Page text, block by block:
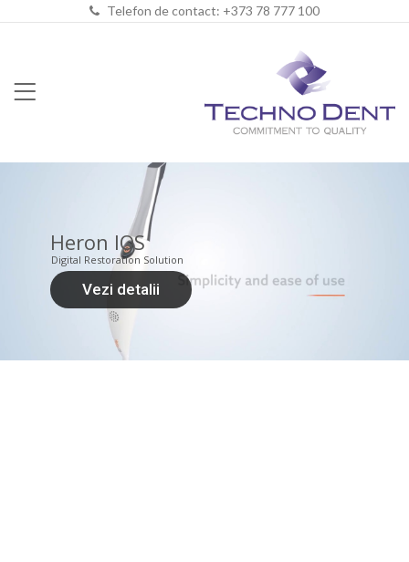
Telefon de contact: +373 78 777 100
Heron IOS
Digital Restoration Solution
Vezi detalii